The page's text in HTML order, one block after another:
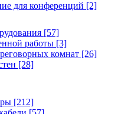
для конференций [2]
[57]
работы [3]
комнат [26]
[28]
[212]